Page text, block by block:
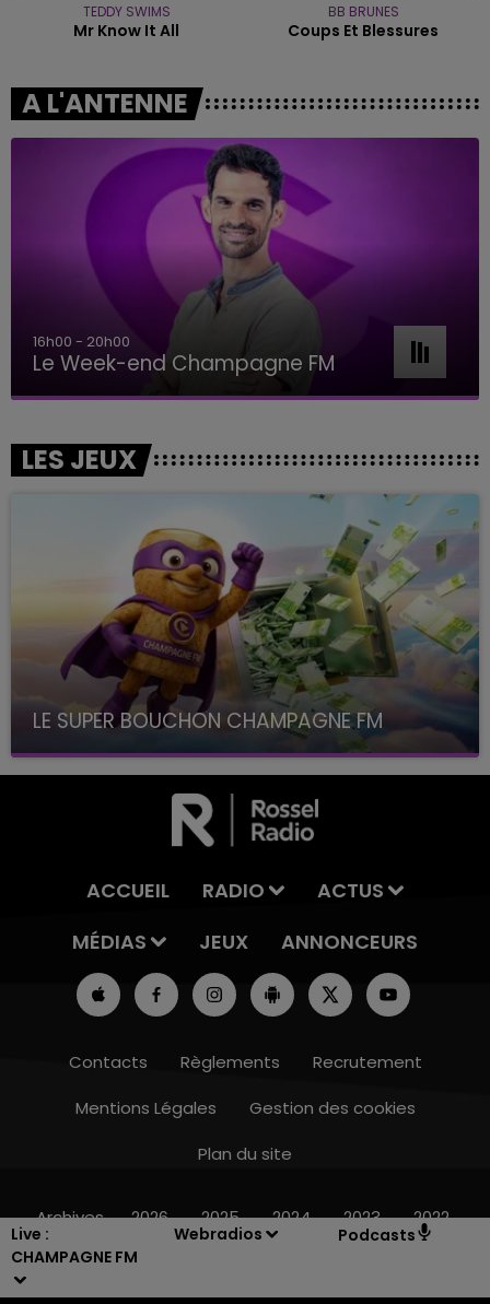
Live :
CHAMPAGNE FM
Webradios Podcasts
11h00 - 16h00
TEDDY SWIMS
Mr Know It All
BB BRUNES
Coups Et Blessures
A L'ANTENNE
16h00 - 20h00
Le Week-end Champagne FM
LES JEUX
LE SUPER BOUCHON CHAMPAGNE FM
avec La Famille Champagne FM, à 8H10
ACCUEIL RADIO
ACTUS
MÉDIAS
JEUX ANNONCEURS
Contacts Règlements
Recrutement
Mentions Légales
Gestion des cookies
Plan du site
Archives 2026 2025 2024 2023 2022